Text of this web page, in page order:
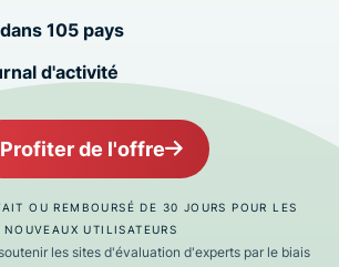
105 pays
d'activité
Profiter de l'offre
OU REMBOURSÉ DE 30 JOURS POUR LES
NOUVEAUX UTILISATEURS
les sites d'évaluation d'experts par le biais